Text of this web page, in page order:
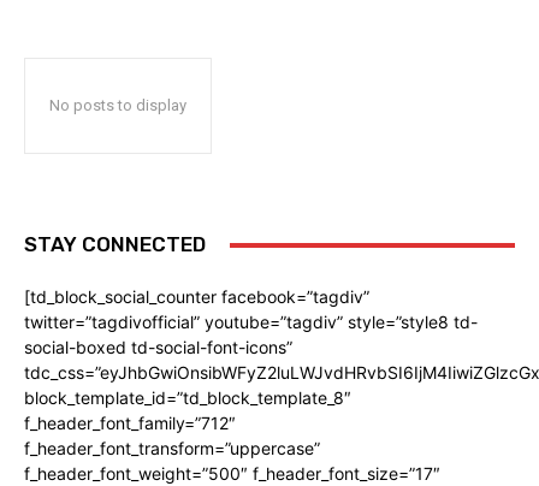
No posts to display
STAY CONNECTED
[td_block_social_counter facebook=”tagdiv”
twitter=”tagdivofficial” youtube=”tagdiv” style=”style8 td-
social-boxed td-social-font-icons”
block_template_id=”td_block_template_8″
f_header_font_family=”712″
f_header_font_transform=”uppercase”
f_header_font_weight=”500″ f_header_font_size=”17″